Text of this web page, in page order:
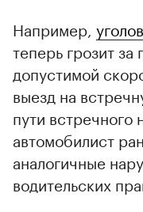
Например,
теперь грозит
допустимой
выезд на
пути встречного
автомобилист
аналогичные
водительских